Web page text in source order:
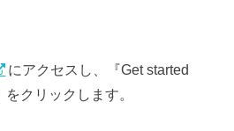
にアクセスし、『Get started
クリックします。